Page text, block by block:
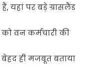
यहां पर बड़े ग्रासलैंड
वन कर्मचारी की
बेहद ही मजबूत बताया